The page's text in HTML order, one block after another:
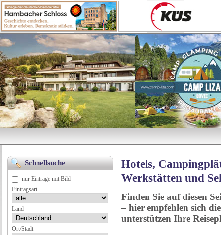
Hotels,
Werkstätten und
Finden Sie auf diesen
– hier empfehlen sich
unterstützen Ihre
Schnellsuche
nur Einträge mit Bild
Eintragsart
Land
Ort/Stadt